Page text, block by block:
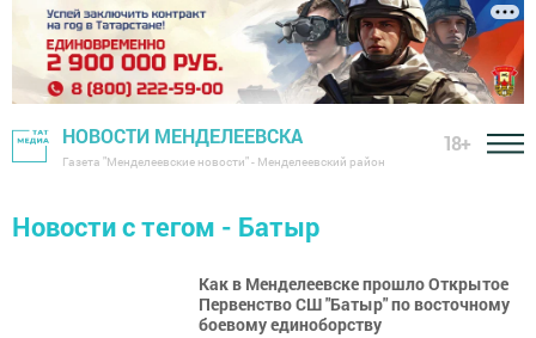
НОВОСТИ МЕНДЕЛЕЕВСКА
Газета "Менделеевские новости" - Менделеевский район
18+
Новости с тегом - Батыр
Как в Менделеевске прошло Открытое
Первенство СШ "Батыр" по восточному
боевому единоборству